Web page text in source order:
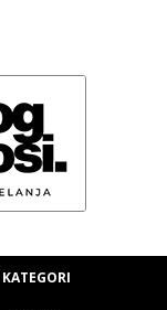
KATEGORI